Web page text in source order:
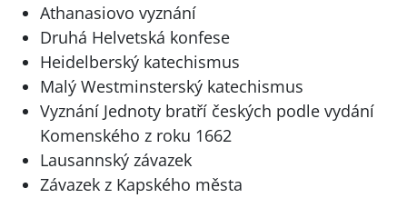
Athanasiovo vyznání
Druhá Helvetská konfese
Heidelberský katechismus
Malý Westminsterský katechismus
Vyznání Jednoty bratří českých podle vydání
Komenského z roku 1662
Lausannský závazek
Závazek z Kapského města